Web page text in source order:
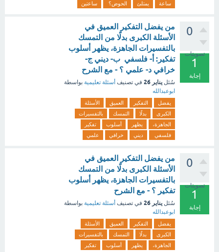
ساعة
يمتلئ الحوض؟ ساعتين
0
تصويتات
1
إجابة
من يفضل التفكير العميق في
الأسئلة الكبرى بدلًا من التمسك
بالتفسيرات الجاهزة، يظهر أسلوب
تفكير: أ- فلسفي ب- ديني ج-
خرافي د- علمي ؟ - مع الشرح
سُئل يناير 26 في تصنيف أسئلة تعليمية بواسطة
ابوعبدالله
يفضل التفكير العميق
الأسئلة
الكبرى
بدلًا التمسك
بالتفسيرات
الجاهزة،
يظهر أسلوب
تفكير
فلسفي
ديني خرافي علمي
0
تصويتات
1
إجابة
من يفضل التفكير العميق في
الأسئلة الكبرى بدلًا من التمسك
بالتفسيرات الجاهزة، يظهر أسلوب
تفكير ؟ - مع الشرح
سُئل يناير 26 في تصنيف أسئلة تعليمية بواسطة
ابوعبدالله
يفضل التفكير العميق
الأسئلة
الكبرى
بدلًا التمسك
بالتفسيرات
الجاهزة،
يظهر أسلوب تفكير